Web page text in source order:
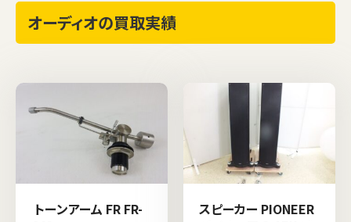
オーディオの買取実績
トーンアーム FR FR-
スピーカー PIONEER